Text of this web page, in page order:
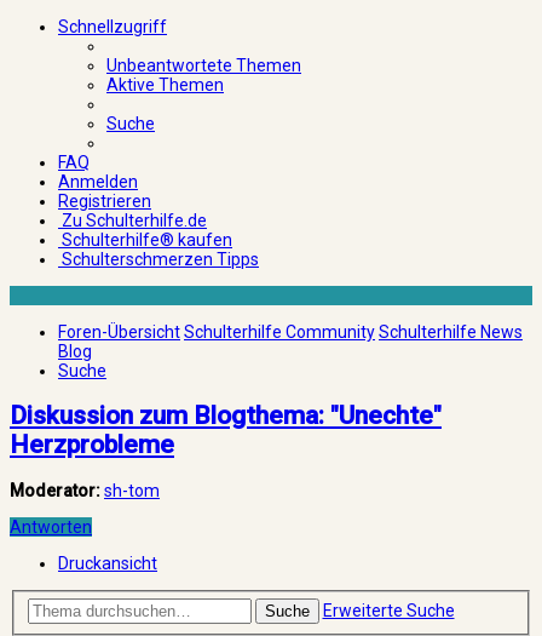
Schnellzugriff
Unbeantwortete Themen
Aktive Themen
Suche
FAQ
Anmelden
Registrieren
Zu Schulterhilfe.de
Schulterhilfe® kaufen
Schulterschmerzen Tipps
Foren-ÜbersichtSchulterhilfe CommunitySchulterhilfe News
Blog
Suche
Diskussion zum Blogthema: "Unechte"
Herzprobleme
Moderator:sh-tom
Antworten
Druckansicht
Suche
Erweiterte Suche